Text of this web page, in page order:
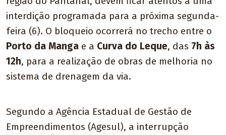
interdição programada para a próxima segunda-
feira (6). O bloqueio ocorrerá no trecho entre o
Porto da Manga e a Curva do Leque, das 7h às
12h, para a realização de obras de melhoria no
sistema de drenagem da via.
Segundo a Agência Estadual de Gestão de
Empreendimentos (Agesul), a interrupção